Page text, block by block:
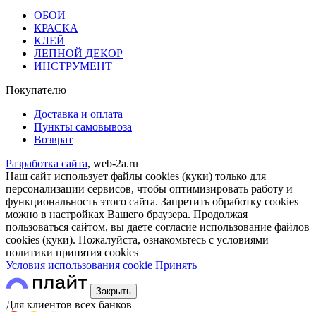
ОБОИ
КРАСКА
КЛЕЙ
ЛЕПНОЙ ДЕКОР
ИНСТРУМЕНТ
Покупателю
Доставка и оплата
Пункты самовывоза
Возврат
Разработка сайта, web-2a.ru
Наш сайт использует файлы cookies (куки) только для
персонализации сервисов, чтобы оптимизировать работу и
функциональность этого сайта. Запретить обработку cookies
можно в настройках Вашего браузера. Продолжая
пользоваться сайтом, вы даете согласие использование файлов
cookies (куки). Пожалуйста, ознакомьтесь с условиями
политики принятия сookies
Условия использования cookie Принять
Закрыть
Для клиентов всех банков